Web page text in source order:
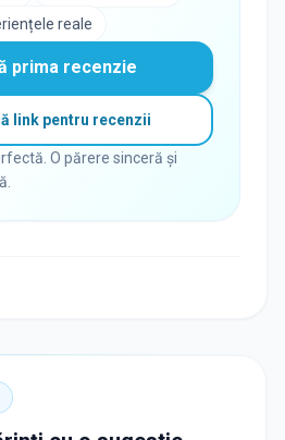
reale
prima recenzie
link pentru recenzii
O părere sinceră și